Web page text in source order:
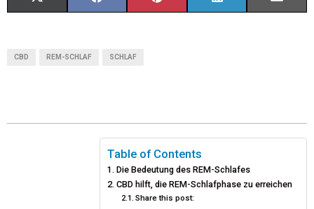
T O
O
K
R
E
S
T
D
N
CBD REM-SCHLAF SCHLAF
Table of Contents
Die Bedeutung des REM-Schlafes
CBD hilft, die REM-Schlafphase zu erreichen
Share this post: